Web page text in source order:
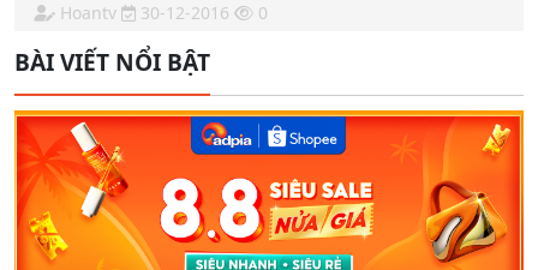
Hoantv 30-12-2016 0
BÀI VIẾT NỔI BẬT